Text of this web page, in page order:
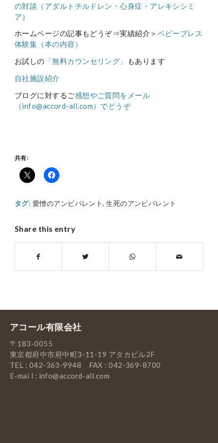
の対談（アダルトチルドレン・心身症・アレキシシミ
ア）
ホームページの記事もどうぞ⇒実績紹介＞ ベビーブレス
体験集（本の内容）
お試しの 「無料カウンセリング」
もあります
自社施設紹介
ブログに対するご感想やご質問をメール
（info@accord-all.com）でどうぞ
共有:
タグ: 愛憎のアンビバレント,生死のアンビバレント
Share this entry
アコール有限会社
〒183-0055
東京都府中市府中町3-11-19 アタカビル2F
TEL : 042-363-9948 FAX : 042-369-8700
E-mai l : info@accord-all.com